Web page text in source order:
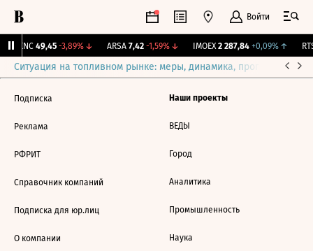
Войти
NKNC 49,45 -3,89%↓ ARSA 7,42 -1,59%↓ IMOEX 2 287,84 +0,09%↑
Ситуация на топливном рынке: меры, динамика, прогнозы
Подписка
Реклама
РФРИТ
Справочник компаний
Подписка для юр.лиц
О компании
Наши проекты
ВЕДЫ
Город
Аналитика
Промышленность
Наука